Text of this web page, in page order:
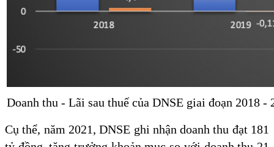
Doanh thu - Lãi sau thuế của DNSE giai đoạn 2018
Cụ thể, năm 2021, DNSE ghi nhận doanh thu đạt 181